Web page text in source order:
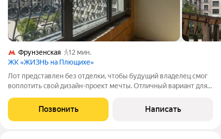
Фрунзенская
12 мин.
ЖК «ЖИЗНЬ на Плющихе»
Лот представлен без отделки, чтобы будущий владелец смог
воплотить свой дизайн-проект мечты. Отличный вариант для
кухню-столовую и гостиную, мастер-спальню с гардеробной и
санузлом, две спальни, а
Позвонить Написать